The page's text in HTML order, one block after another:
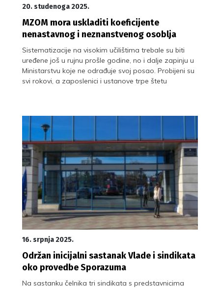
20. studenoga 2025.
MZOM mora uskladiti koeficijente
nenastavnog i neznanstvenog osoblja
Sistematizacije na visokim učilištima trebale su biti
uređene još u rujnu prošle godine, no i dalje zapinju u
Ministarstvu koje ne odrađuje svoj posao. Probijeni su
svi rokovi, a zaposlenici i ustanove trpe štetu
16. srpnja 2025.
Održan inicijalni sastanak Vlade i sindikata
oko provedbe Sporazuma
Na sastanku čelnika tri sindikata s predstavnicima